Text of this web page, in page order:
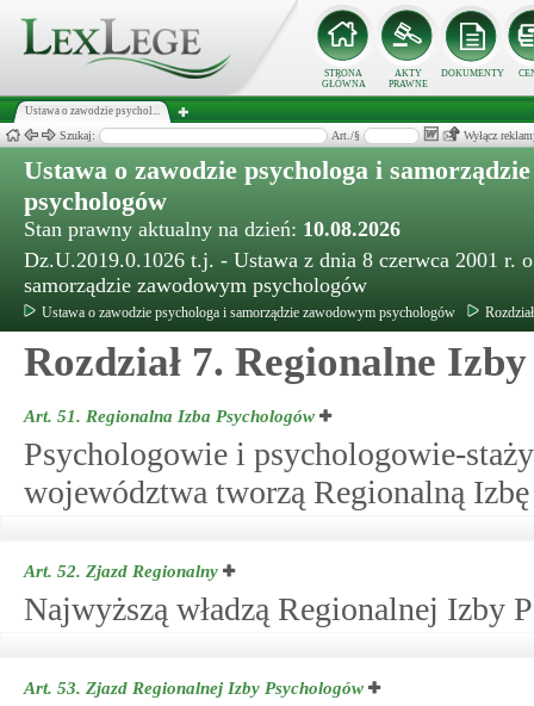
STRONA
GŁÓWNA
AKTY
PRAWNE
DOKUMENTY
Ustawa o zawodzie psychol...
Szukaj: Art./§ Wyłącz
Ustawa o zawodzie psychologa i
psychologów
Stan prawny aktualny na dzień: 10.08.2026
Dz.U.2019.0.1026 t.j. - Ustawa z dnia 8 czerwca 2001 r.
samorządzie zawodowym psychologów
Ustawa o zawodzie psychologa i samorządzie zawodowym psychologów
Rozdział 7. Regionalne
Art. 51. Regionalna Izba Psychologów
Psychologowie i psychologowie-
województwa tworzą Regionalną
Art. 52. Zjazd Regionalny
Najwyższą władzą Regionalnej Izby
Art. 53. Zjazd Regionalnej Izby Psychologów